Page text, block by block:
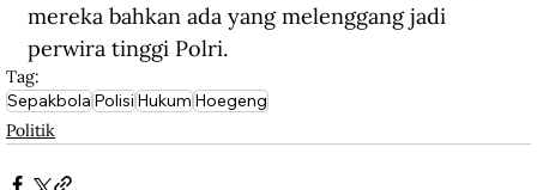
mereka bahkan ada yang melenggang jadi
perwira tinggi Polri.
Tag:
SepakbolaPolisiHukumHoegeng
Politik